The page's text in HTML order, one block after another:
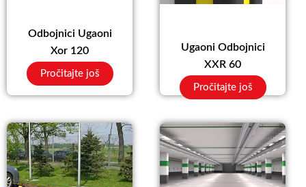
Odbojnici Ugaoni
Xor 120
Pročitajte još
Ugaoni Odbojnici
XXR 60
Pročitajte još